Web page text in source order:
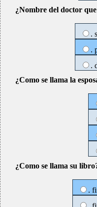
¿Nombre del doctor
.
.
.
¿Como se llama la
¿Como se llama su
.